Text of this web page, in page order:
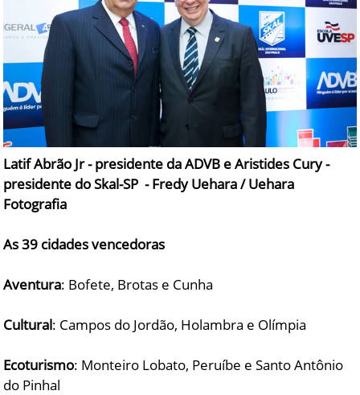
Latif Abrão Jr - presidente da ADVB e Aristides Cury -
presidente do Skal-SP - Fredy Uehara / Uehara
Fotografia
As 39 cidades vencedoras
Aventura: Bofete, Brotas e Cunha
Cultural: Campos do Jordão, Holambra e Olímpia
Ecoturismo: Monteiro Lobato, Peruíbe e Santo Antônio
do Pinhal